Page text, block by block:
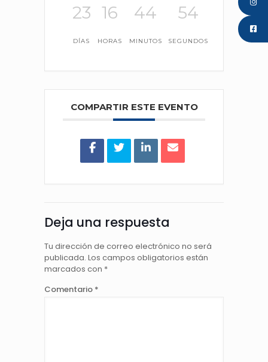
23
DÍAS
16
HORAS
44
MINUTOS
54
SEGUNDOS
COMPARTIR ESTE EVENTO
Deja una respuesta
Tu dirección de correo electrónico no será
publicada. Los campos obligatorios están
marcados con *
Comentario *